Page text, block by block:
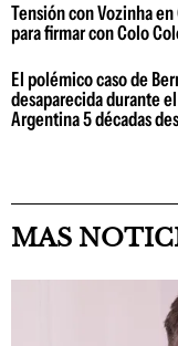
Tensión con Vozinha
para firmar con Colo
El polémico caso de
desaparecida durante
Argentina 5 décadas
MAS